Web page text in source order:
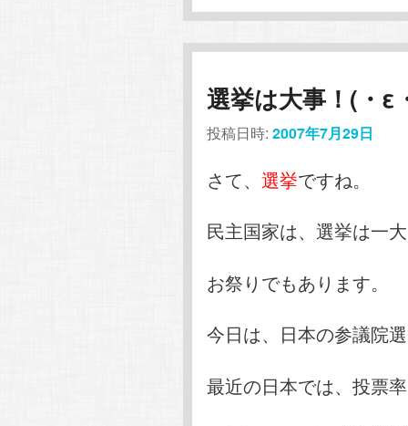
選挙は大事！(・ε
投稿日時: 2007年7月29日
さて、 選挙ですね。
民主国家は、選挙は一
お祭りでもあります。
今日は、日本の参議院
最近の日本では、投票